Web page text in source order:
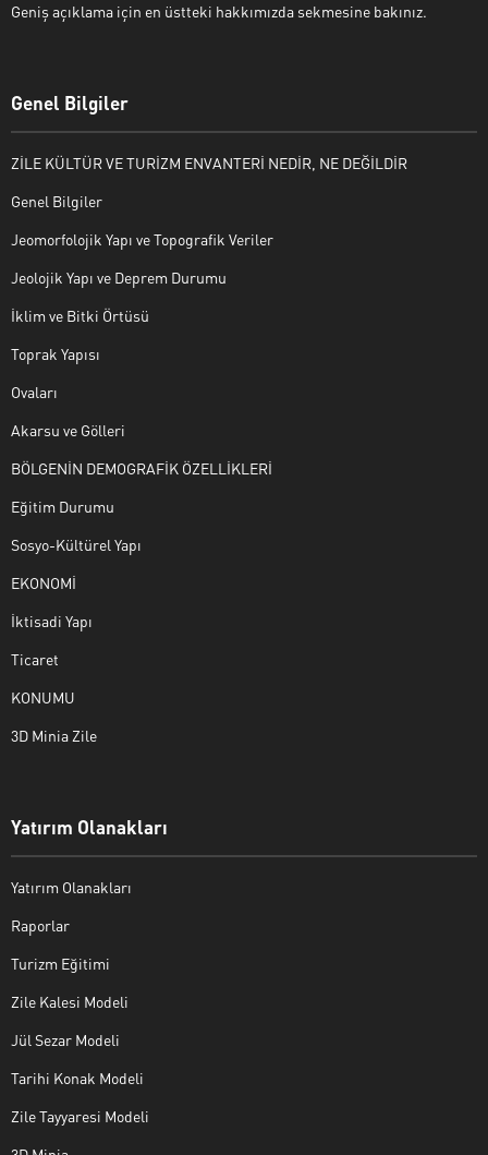
Geniş açıklama için en üstteki hakkımızda sekmesine bakınız.
Genel Bilgiler
ZİLE KÜLTÜR VE TURİZM ENVANTERİ NEDİR, NE DEĞİLDİR
Genel Bilgiler
Jeomorfolojik Yapı ve Topografik Veriler
Jeolojik Yapı ve Deprem Durumu
İklim ve Bitki Örtüsü
Toprak Yapısı
Ovaları
Akarsu ve Gölleri
BÖLGENİN DEMOGRAFİK ÖZELLİKLERİ
Eğitim Durumu
Sosyo-Kültürel Yapı
EKONOMİ
İktisadi Yapı
Ticaret
KONUMU
3D Minia Zile
Yatırım Olanakları
Yatırım Olanakları
Raporlar
Turizm Eğitimi
Zile Kalesi Modeli
Jül Sezar Modeli
Tarihi Konak Modeli
Zile Tayyaresi Modeli